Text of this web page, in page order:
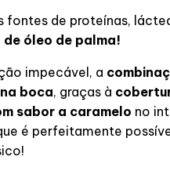
fontes de proteínas,
de óleo de palma!
impecável, a
boca, graças à
sabor a caramelo no
é perfeitamente